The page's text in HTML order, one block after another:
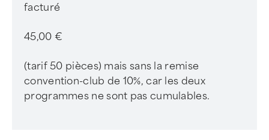
facturé
45,00 €
(tarif 50 pièces) mais sans la remise
convention-club de 10%, car les deux
programmes ne sont pas cumulables.